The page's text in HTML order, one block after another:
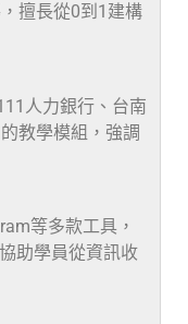
擅長從0到1建構
人力銀行、台南
教學模組，強調
等多款工具，
助學員從資訊收